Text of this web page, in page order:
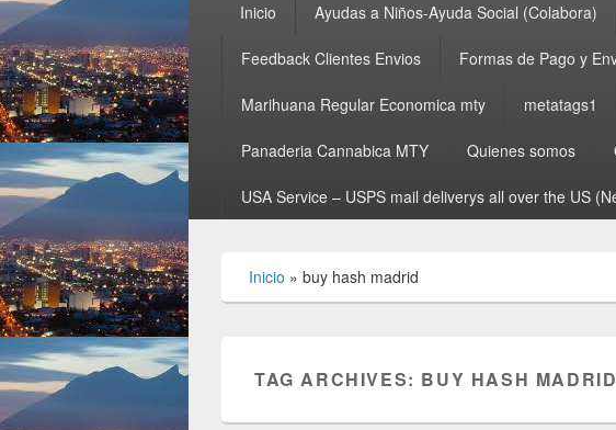
Inicio Ayudas a Niños-Ayuda Social (Colabora)
Feedback Clientes Envios Formas de Pago y
Marihuana Regular Economica mty metatags1
Panaderia Cannabica MTY Quienes somos
USA Service – USPS mail deliverys all over the US
Inicio » buy hash madrid
TAG ARCHIVES: BUY HASH MADRID